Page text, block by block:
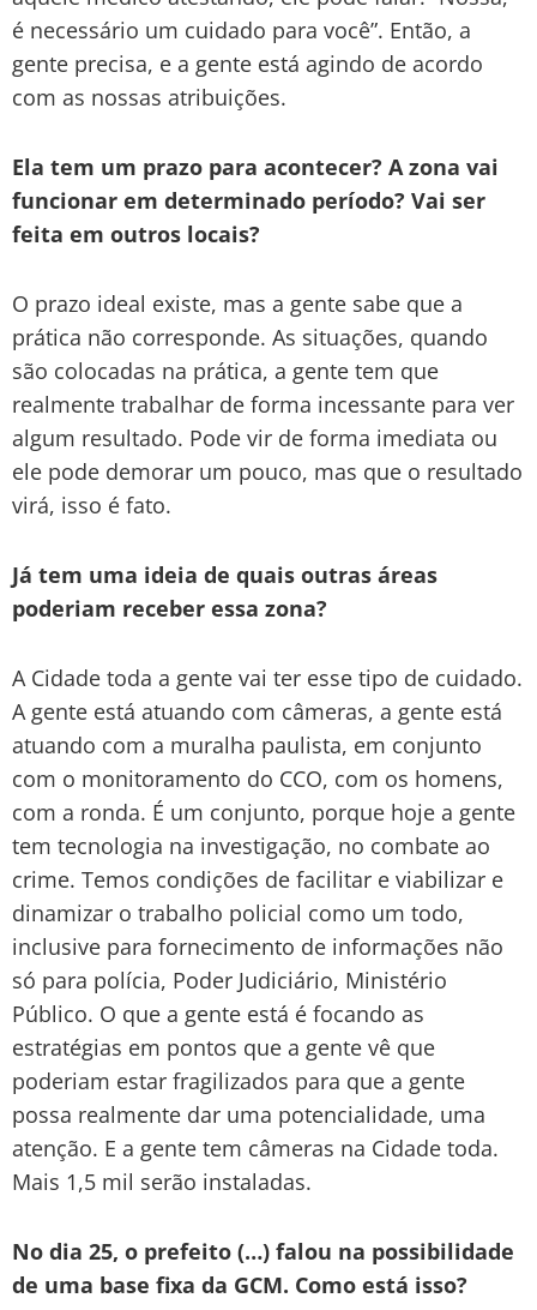
é necessário um cuidado para você”. Então, a
gente precisa, e a gente está agindo de acordo
com as nossas atribuições.
Ela tem um prazo para acontecer? A zona vai
funcionar em determinado período? Vai ser
feita em outros locais?
O prazo ideal existe, mas a gente sabe que a
prática não corresponde. As situações, quando
são colocadas na prática, a gente tem que
realmente trabalhar de forma incessante para ver
algum resultado. Pode vir de forma imediata ou
ele pode demorar um pouco, mas que o resultado
virá, isso é fato.
Já tem uma ideia de quais outras áreas
poderiam receber essa zona?
A Cidade toda a gente vai ter esse tipo de cuidado.
A gente está atuando com câmeras, a gente está
atuando com a muralha paulista, em conjunto
com o monitoramento do CCO, com os homens,
com a ronda. É um conjunto, porque hoje a gente
tem tecnologia na investigação, no combate ao
crime. Temos condições de facilitar e viabilizar e
dinamizar o trabalho policial como um todo,
inclusive para fornecimento de informações não
só para polícia, Poder Judiciário, Ministério
Público. O que a gente está é focando as
estratégias em pontos que a gente vê que
poderiam estar fragilizados para que a gente
possa realmente dar uma potencialidade, uma
atenção. E a gente tem câmeras na Cidade toda.
Mais 1,5 mil serão instaladas.
No dia 25, o prefeito (…) falou na possibilidade
de uma base fixa da GCM. Como está isso?